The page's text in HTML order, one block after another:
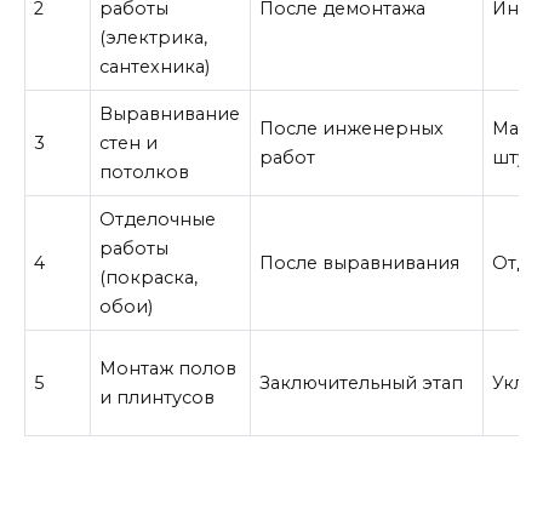
2
работы
(электрика,
сантехника)
После демонтажа
3
Выравнивание
стен и
потолков
После инженерных
работ
4
Отделочные
работы
(покраска,
обои)
После выравнивания
5
Монтаж полов
и плинтусов
Заключительный этап